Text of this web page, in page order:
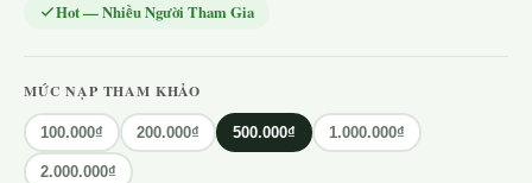
Hot — Nhiều Người Tham Gia
MỨC NẠP THAM KHẢO
100.000₫ 200.000₫ 500.000₫ 1.000.000₫
2.000.000₫